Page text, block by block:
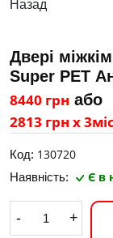
Двері
Super PET
8440 грн або
2813 грн х
Код: 130720
Наявність: Є в
- +